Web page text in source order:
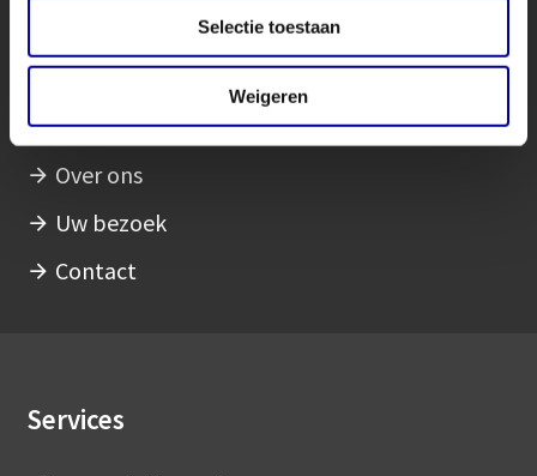
Selectie toestaan
Weigeren
Focuskliniek
Over ons
Uw bezoek
Contact
Services